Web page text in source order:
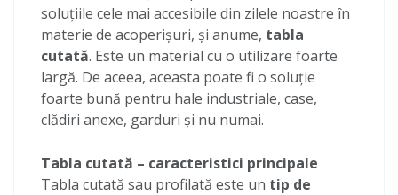
soluțiile cele mai accesibile din zilele noastre în
materie de acoperișuri, și anume, tabla
cutată. Este un material cu o utilizare foarte
largă. De aceea, aceasta poate fi o soluție
foarte bună pentru hale industriale, case,
clădiri anexe, garduri și nu numai.
Tabla cutată – caracteristici principale
Tabla cutată sau profilată este un tip de